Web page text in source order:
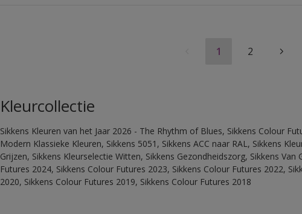
1 2
Kleurcollectie
Sikkens Kleuren van het Jaar 2026 - The Rhythm of Blues, Sikkens Colour
Modern Klassieke Kleuren, Sikkens 5051, Sikkens ACC naar RAL, Sikkens
Grijzen, Sikkens Kleurselectie Witten, Sikkens Gezondheidszorg, Sikkens
Futures 2024, Sikkens Colour Futures 2023, Sikkens Colour Futures 2022,
2020, Sikkens Colour Futures 2019, Sikkens Colour Futures 2018